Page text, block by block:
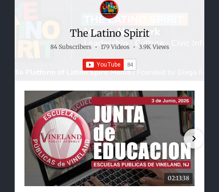
The Latino Spirit
84 Subscribers • 179 Videos • 3.9K Views
02:13:38